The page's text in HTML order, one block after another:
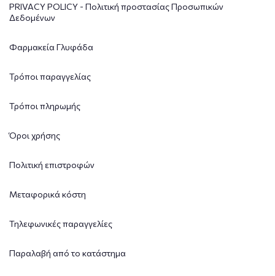
PRIVACY POLICY - Πολιτική προστασίας Προσωπικών
Δεδομένων
Φαρμακεία Γλυφάδα
Τρόποι παραγγελίας
Τρόποι πληρωμής
Όροι χρήσης
Πολιτική επιστροφών
Μεταφορικά κόστη
Τηλεφωνικές παραγγελίες
Παραλαβή από το κατάστημα